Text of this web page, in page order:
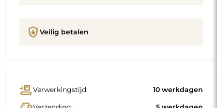
shield_lock Veilig betalen
conveyor_beltVerwerkingstijd: 10 werkdagen